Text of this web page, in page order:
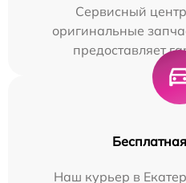
Сервисный
оригинальные
предоставляет
Наш курьер в